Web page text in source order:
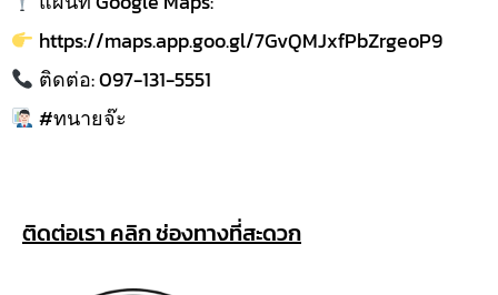
https://maps.app.goo.gl/7GvQMJxfPbZrgeoP9
ติดต่อ: 097-131-5551
#ทนายจ๊ะ
ติดต่อเรา คลิก ช่องทางที่สะดวก